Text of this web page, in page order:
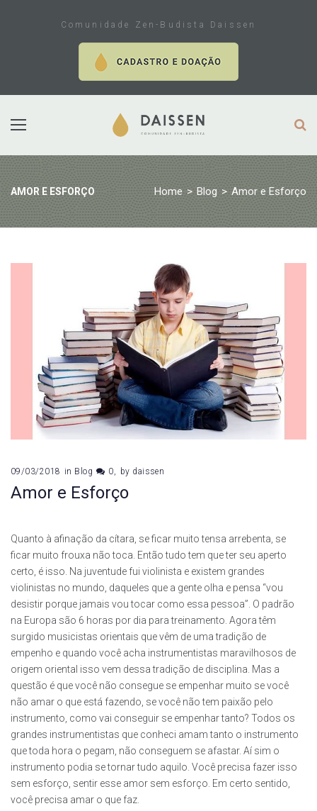
Comunidade Zen-Budista Daissen
AMOR E ESFORÇO Home > Blog > Amor e Esforço
09/03/2018 in Blog 0 by daissen
Amor e Esforço
Quanto à afinação da cítara, se ficar muito tensa arrebenta, se
ficar muito frouxa não toca. Então tudo tem que ter seu aperto
certo, é isso. Na juventude fui violinista e existem grandes
violinistas no mundo, daqueles que a gente olha e pensa “vou
desistir porque jamais vou tocar como essa pessoa”. O padrão
na Europa são 6 horas por dia para treinamento. Agora têm
surgido musicistas orientais que vêm de uma tradição de
empenho e quando você acha instrumentistas maravilhosos de
origem oriental isso vem dessa tradição de disciplina. Mas a
questão é que você não consegue se empenhar muito se você
não amar o que está fazendo, se você não tem paixão pelo
instrumento, como vai conseguir se empenhar tanto? Todos os
grandes instrumentistas que conheci amam tanto o instrumento
que toda hora o pegam, não conseguem se afastar. Aí sim o
instrumento podia se tornar tudo aquilo. Você precisa fazer isso
sem esforço, sentir esse amor sem esforço. Em certo sentido,
você precisa amar o que faz.